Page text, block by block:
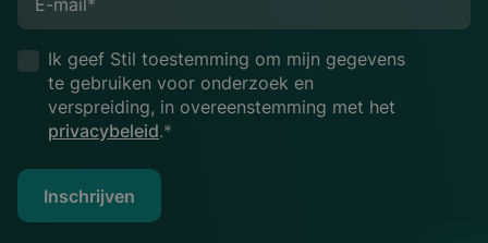
Ik geef Stil toestemming om mijn gegevens
te gebruiken voor onderzoek en
verspreiding, in overeenstemming met het
privacybeleid.*
Inschrijven